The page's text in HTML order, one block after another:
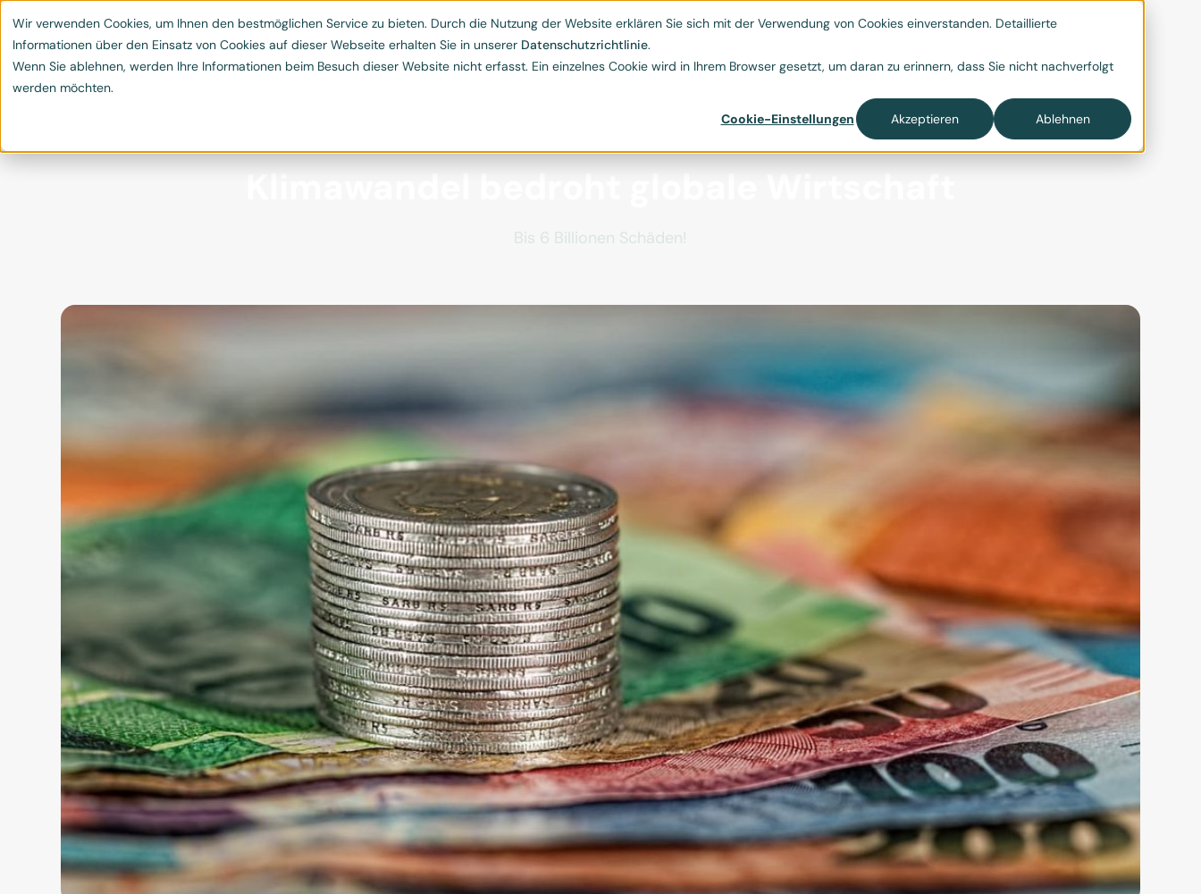
Wir verwenden Cookies, um Ihnen den bestmöglichen Service zu bieten. Durch die Nutzung der Website erklären Sie sich mit der Verwendung von Cookies einverstanden. Detaillierte
Informationen über den Einsatz von Cookies auf dieser Webseite erhalten Sie in unserer Datenschutzrichtlinie.
Wenn Sie ablehnen, werden Ihre Informationen beim Besuch dieser Website nicht erfasst. Ein einzelnes Cookie wird in Ihrem Browser gesetzt, um daran zu erinnern, dass Sie nicht nachverfolgt
werden möchten.
Cookie-Einstellungen
Akzeptieren Ablehnen
Leistungen  Klimaschutzprojekte  Blog & Ressourcen  Über uns  Kontakt ESG-Hub 
Bis 6 Billionen Schäden!